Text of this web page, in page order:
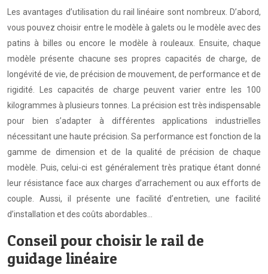
Les avantages d’utilisation du rail linéaire sont nombreux. D’abord,
vous pouvez choisir entre le modèle à galets ou le modèle avec des
patins à billes ou encore le modèle à rouleaux. Ensuite, chaque
modèle présente chacune ses propres capacités de charge, de
longévité de vie, de précision de mouvement, de performance et de
rigidité. Les capacités de charge peuvent varier entre les 100
kilogrammes à plusieurs tonnes. La précision est très indispensable
pour bien s’adapter à différentes applications industrielles
nécessitant une haute précision. Sa performance est fonction de la
gamme de dimension et de la qualité de précision de chaque
modèle. Puis, celui-ci est généralement très pratique étant donné
leur résistance face aux charges d’arrachement ou aux efforts de
couple. Aussi, il présente une facilité d’entretien, une facilité
d’installation et des coûts abordables…
Conseil pour choisir le rail de
guidage linéaire